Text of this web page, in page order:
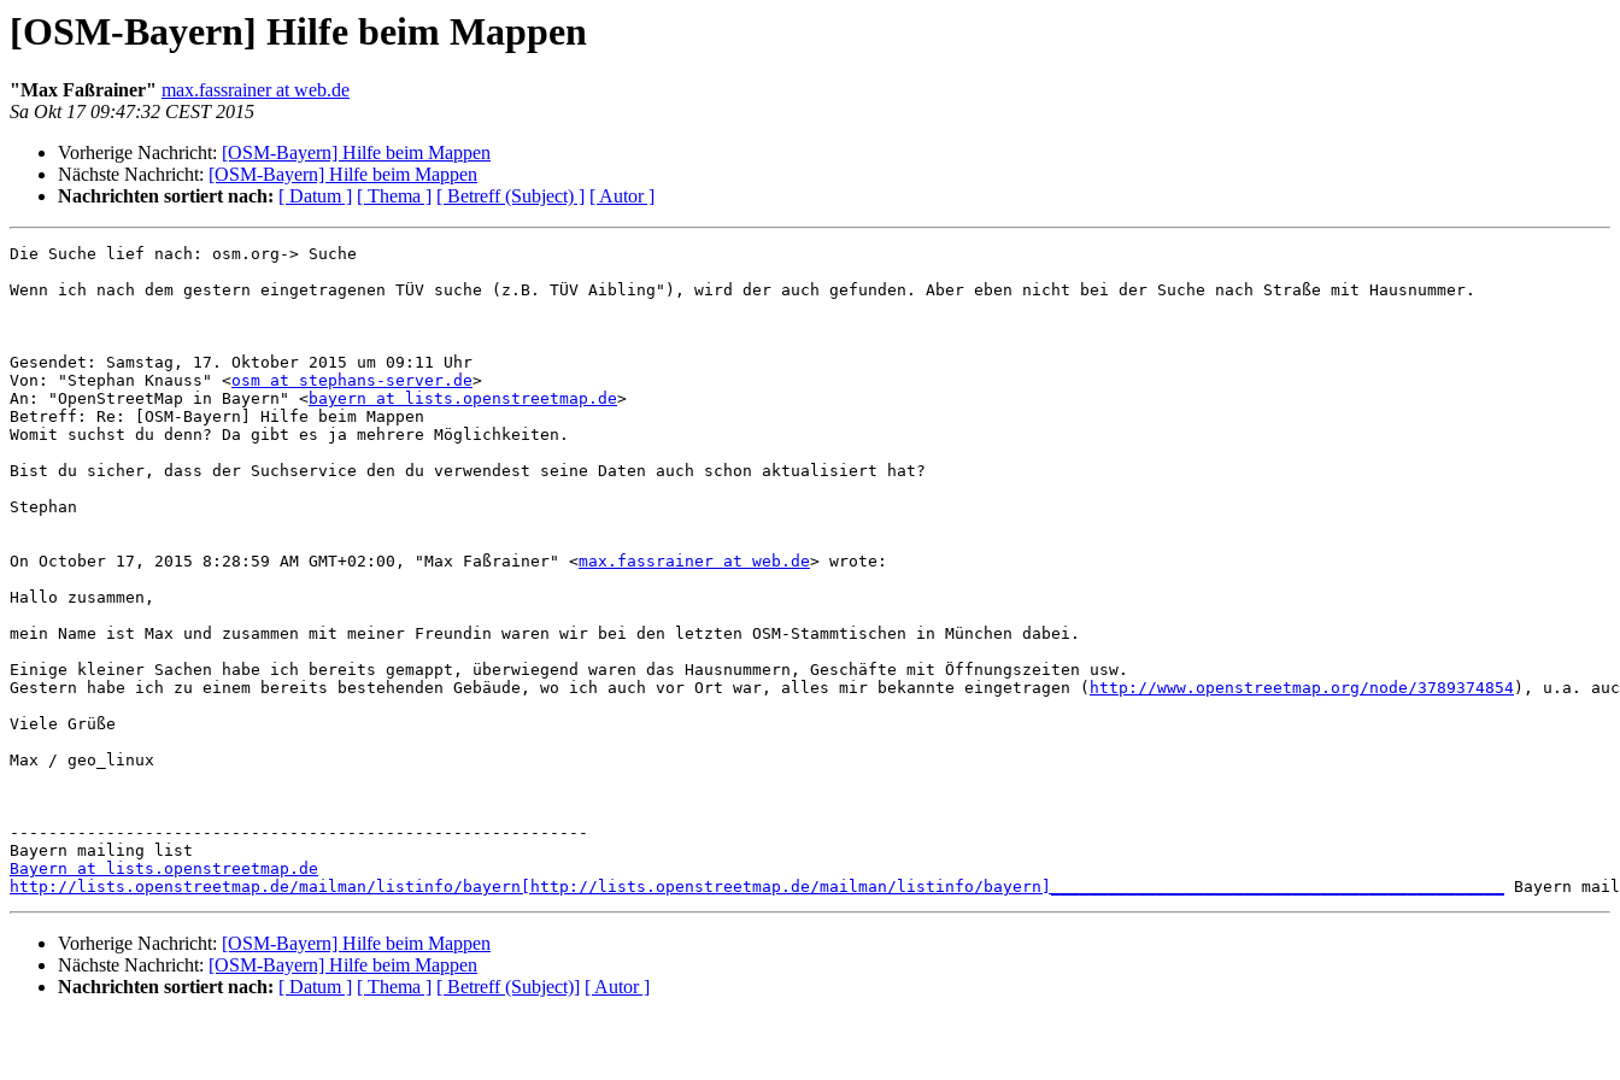
[OSM-Bayern] Hilfe beim Mappen
"Max Faßrainer" max.fassrainer at web.de
Sa Okt 17 09:47:32 CEST 2015
Vorherige Nachricht: [OSM-Bayern] Hilfe beim Mappen
Nächste Nachricht: [OSM-Bayern] Hilfe beim Mappen
Nachrichten sortiert nach: [ Datum ] [ Thema ] [ Betreff (Subject) ] [ Autor ]
Die Suche lief nach: osm.org-> Suche
Wenn ich nach dem gestern eingetragenen TÜV suche (z.B. TÜV Aibling"), wird der auch gefunden. Aber eben nicht bei der Suche nach Straße mit Hausnummer.
Gesendet: Samstag, 17. Oktober 2015 um 09:11 Uhr
Von: "Stephan Knauss" <osm at stephans-server.de>
An: "OpenStreetMap in Bayern" <bayern at lists.openstreetmap.de>
Betreff: Re: [OSM-Bayern] Hilfe beim Mappen
Womit suchst du denn? Da gibt es ja mehrere Möglichkeiten.
Bist du sicher, dass der Suchservice den du verwendest seine Daten auch schon aktualisiert hat?
Stephan
On October 17, 2015 8:28:59 AM GMT+02:00, "Max Faßrainer" <max.fassrainer at web.de> wrote:
Hallo zusammen,
mein Name ist Max und zusammen mit meiner Freundin waren wir bei den letzten OSM-Stammtischen in München dabei.
Einige kleiner Sachen habe ich bereits gemappt, überwiegend waren das Hausnummern, Geschäfte mit Öffnungszeiten usw.
Gestern habe ich zu einem bereits bestehenden Gebäude, wo ich auch vor Ort war, alles mir bekannte eingetragen ( http://www.openstreetmap.org/node/3789374854), u.a.
Viele Grüße
Max / geo_linux
------------------------------------------------------------
Bayern at lists.openstreetmap.de
http://lists.openstreetmap.de/mailman/listinfo/bayern[http://lists.openstreetmap.de/mailman/listinfo/bayern]_______________________________________________
Bayern
Vorherige Nachricht: [OSM-Bayern] Hilfe beim Mappen
Nächste Nachricht: [OSM-Bayern] Hilfe beim Mappen
Nachrichten sortiert nach: [ Datum ] [ Thema ] [ Betreff (Subject)] [ Autor ]